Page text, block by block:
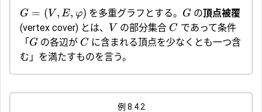
G = (V , E, φ) を多重グラフとする。 Gの頂点被覆
(vertex cover) とは、
V の部分集合 C であって条件
「G の各辺が C に含まれる頂点を少なくとも一つ含
む」を満たすものを言う。
例 8.4.2